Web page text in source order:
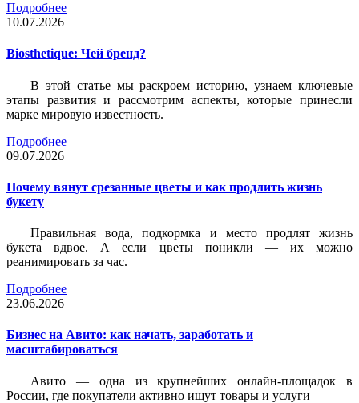
Подробнее
10.07.2026
Biosthetique: Чей бренд?
В этой статье мы раскроем историю, узнаем ключевые
этапы развития и рассмотрим аспекты, которые принесли
марке мировую известность.
Подробнее
09.07.2026
Почему вянут срезанные цветы и как продлить жизнь
букету
Правильная вода, подкормка и место продлят жизнь
букета вдвое. А если цветы поникли — их можно
реанимировать за час.
Подробнее
23.06.2026
Бизнес на Авито: как начать, заработать и
масштабироваться
Авито — одна из крупнейших онлайн-площадок в
России, где покупатели активно ищут товары и услуги